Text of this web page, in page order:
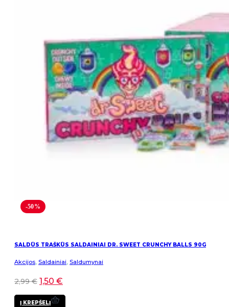
-50%
SALDŪS TRAŠKŪS SALDAINIAI DR. SWEET CRUNCHY BALLS 90G
Akcijos, Saldainiai, Saldumynai
2,99€ 1,50 €
Į KREPŠELĮ